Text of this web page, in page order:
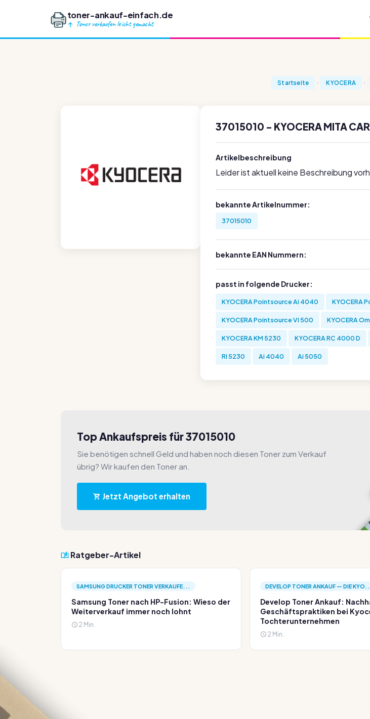
toner-ankauf-einfach.de
Toner verkaufen leicht gemacht
Startseite KYOCERA
37015010 - KYOCERA MITA
Artikelbeschreibung
Leider ist aktuell keine Beschreibung
bekannte Artikelnummer:
37015010
bekannte EAN Nummern:
passt in folgende Drucker:
KYOCERA Pointsource Ai 4040 KYOCERA
KYOCERA Pointsource VI 500 KYOCERA
KYOCERA KM 5230 KYOCERA RC 4000 D
RI 5230 Ai 4040 Ai 5050
Top Ankaufspreis für 37015010
Sie benötigen schnell Geld und haben noch diesen Toner zum Verkauf
übrig? Wir kaufen den Toner an.
Jetzt Angebot erhalten
Ratgeber-Artikel
SAMSUNG DRUCKER TONER VERKAUFE...
Samsung Toner nach HP-Fusion: Wieso der
Weiterverkauf immer noch lohnt
2 Min.
DEVELOP TONER ANKAUF — DIE
Develop Toner Ankauf:
Geschäftspraktiken bei
Tochterunternehmen
2 Min.